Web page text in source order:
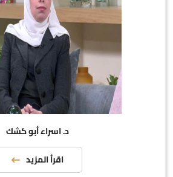
د. اسراء أبو كشك
اقرأ المزيد